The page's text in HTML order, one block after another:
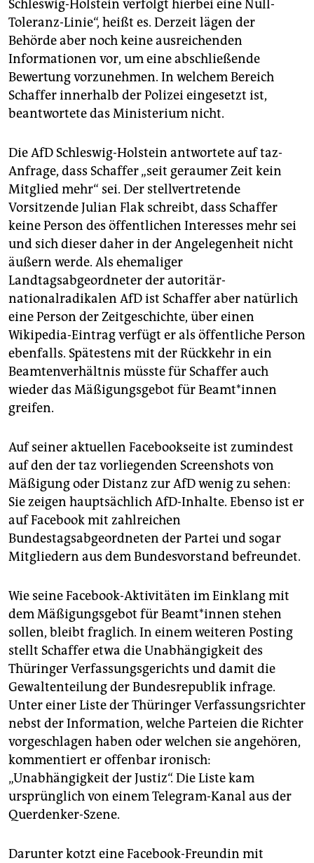
Schleswig-Holstein verfolgt hierbei eine Null-
Toleranz-Linie“, heißt es. Derzeit lägen der
Behörde aber noch keine ausreichenden
Informationen vor, um eine abschließende
Bewertung vorzunehmen. In welchem Bereich
Schaffer innerhalb der Polizei eingesetzt ist,
beantwortete das Ministerium nicht.
Die AfD Schleswig-Holstein antwortete auf taz-
Anfrage, dass Schaffer „seit geraumer Zeit kein
Mitglied mehr“ sei. Der stellvertretende
Vorsitzende Julian Flak schreibt, dass Schaffer
keine Person des öffentlichen Interesses mehr sei
und sich dieser daher in der Angelegenheit nicht
äußern werde. Als ehemaliger
Landtagsabgeordneter der autoritär-
nationalradikalen AfD ist Schaffer aber natürlich
eine Person der Zeitgeschichte, über einen
Wikipedia-Eintrag verfügt er als öffentliche Person
ebenfalls. Spätestens mit der Rückkehr in ein
Beamtenverhältnis müsste für Schaffer auch
wieder das Mäßigungsgebot für Be­am­t*in­nen
greifen.
Auf seiner aktuellen Facebookseite ist zumindest
auf den der taz vorliegenden Screenshots von
Mäßigung oder Distanz zur AfD wenig zu sehen:
Sie zeigen hauptsächlich AfD-Inhalte. Ebenso ist er
auf Facebook mit zahlreichen
Bundestagsabgeordneten der Partei und sogar
Mitgliedern aus dem Bundesvorstand befreundet.
Wie seine Facebook-Aktivitäten im Einklang mit
dem Mäßigungsgebot für Be­am­t*in­nen stehen
sollen, bleibt fraglich. In einem weiteren Posting
stellt Schaffer etwa die Unabhängigkeit des
Thüringer Verfassungsgerichts und damit die
Gewaltenteilung der Bundesrepublik infrage.
Unter einer Liste der Thüringer Verfassungsrichter
nebst der Information, welche Parteien die Richter
vorgeschlagen haben oder welchen sie angehören,
kommentiert er offenbar ironisch:
„Unabhängigkeit der Justiz“. Die Liste kam
ursprünglich von einem Telegram-Kanal aus der
Querdenker-Szene.
Darunter kotzt eine Facebook-Freundin mit